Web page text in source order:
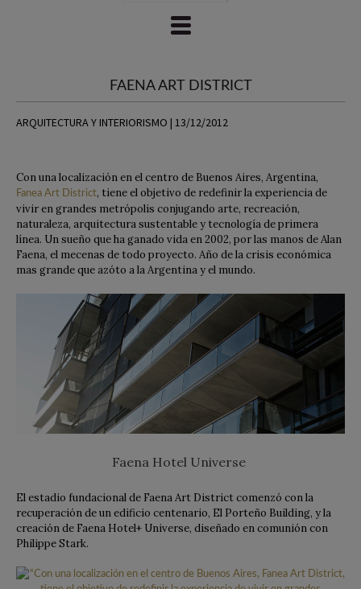
FAENA ART DISTRICT
ARQUITECTURA Y INTERIORISMO | 13/12/2012
Con una localización en el centro de Buenos Aires, Argentina,
Fanea Art District, tiene el objetivo de redefinir la experiencia de
vivir en grandes metrópolis conjugando arte, recreación,
naturaleza, arquitectura sustentable y tecnología de primera
línea. Un sueño que ha ganado vida en 2002, por las manos de Alan
Faena, el mecenas de todo proyecto. Año de la crisis económica
mas grande que azóto a la Argentina y el mundo.
Faena Hotel Universe
El estadio fundacional de Faena Art District comenzó con la
recuperación de un edificio centenario, El Porteño Building, y la
creación de Faena Hotel+ Universe, diseñado en comunión con
Philippe Stark.